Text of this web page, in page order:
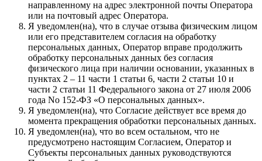
направленному на адрес электронной почты Оператора
или на почтовый адрес Оператора.
Я уведомлен(на), что в случае отзыва физическим лицом
или его представителем согласия на обработку
персональных данных, Оператор вправе продолжить
обработку персональных данных без согласия
физического лица при наличии основании, указанных в
пунктах 2 – 11 части 1 статьи 6, части 2 статьи 10 и
части 2 статьи 11 Федерального закона от 27 июля 2006
года No 152-ФЗ «О персональных данных».
Я уведомлен(на), что Согласие действует все время до
момента прекращения обработки персональных данных.
Я уведомлен(на), что во всем остальном, что не
предусмотрено настоящим Согласием, Оператор и
Субъекты персональных данных руководствуются